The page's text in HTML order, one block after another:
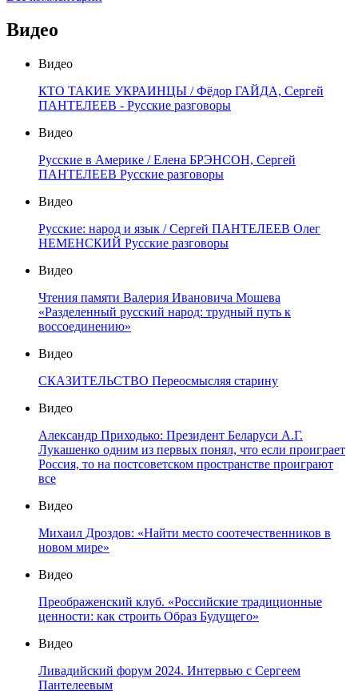
Видео
Видео
КТО ТАКИЕ УКРАИНЦЫ / Фёдор ГАЙДА, Сергей
ПАНТЕЛЕЕВ - Русские разговоры
Видео
Русские в Америке / Елена БРЭНСОН, Сергей
ПАНТЕЛЕЕВ Русские разговоры
Видео
Русские: народ и язык / Сергей ПАНТЕЛЕЕВ Олег
НЕМЕНСКИЙ Русские разговоры
Видео
Чтения памяти Валерия Ивановича Мошева
«Разделенный русский народ: трудный путь к
воссоединению»
Видео
СКАЗИТЕЛЬСТВО Переосмысляя старину
Видео
Александр Приходько: Президент Беларуси А.Г.
Лукашенко одним из первых понял, что если проиграет
Россия, то на постсоветском пространстве проиграют
все
Видео
Михаил Дроздов: «Найти место соотечественников в
новом мире»
Видео
Преображенский клуб. «Российские традиционные
ценности: как строить Образ Будущего»
Видео
Ливадийский форум 2024. Интервью с Сергеем
Пантелеевым